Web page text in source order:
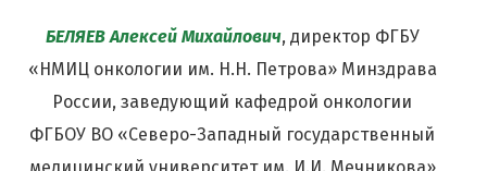
БЕЛЯЕВ Алексей Михайлович, директор ФГБУ
«НМИЦ онкологии им. Н.Н. Петрова» Минздрава
России, заведующий кафедрой онкологии
ФГБОУ ВО «Северо-Западный государственный